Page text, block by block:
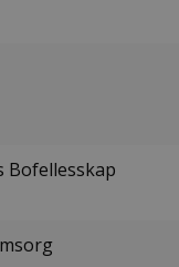
Bofellesskap